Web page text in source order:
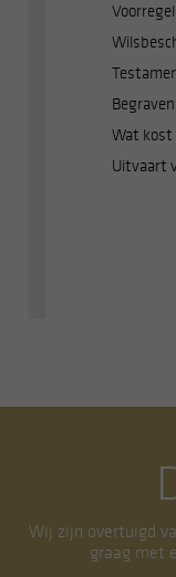
Wat
Uitvaart
Wij zijn overtuigd
graag met